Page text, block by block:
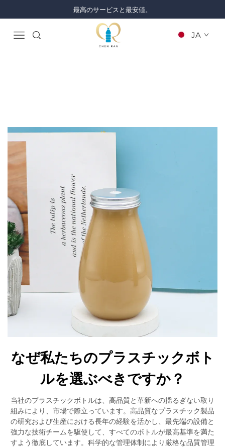
最高のサービスと最安値。
JA
なぜ私たちのプラスチックボト
ルを選ぶべきですか？
当社のプラスチックボトルは、高品質と革新への揺るぎない取り
組みにより、市場で際立っています。高品質なプラスチック製品
の研究および生産における長年の経験を活かし、最先端の設備と
強力な技術チームを駆使して、すべてのボトルが最高基準を満た
すよう徹底しています。科学的な管理体制により厳格な品質管理